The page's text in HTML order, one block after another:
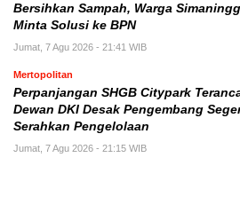
Bersihkan Sampah, Warga
Minta Solusi ke BPN
Jumat, 7 Agu 2026 - 21:41 WIB
Mertopolitan
Perpanjangan SHGB Citypark
Dewan DKI Desak Pengembang
Serahkan Pengelolaan
Jumat, 7 Agu 2026 - 21:15 WIB